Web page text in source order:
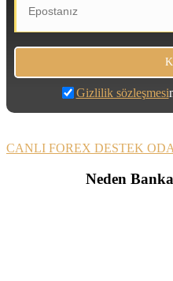
Gizlilik sözleşmesi
CANLI FOREX DESTEK
Neden